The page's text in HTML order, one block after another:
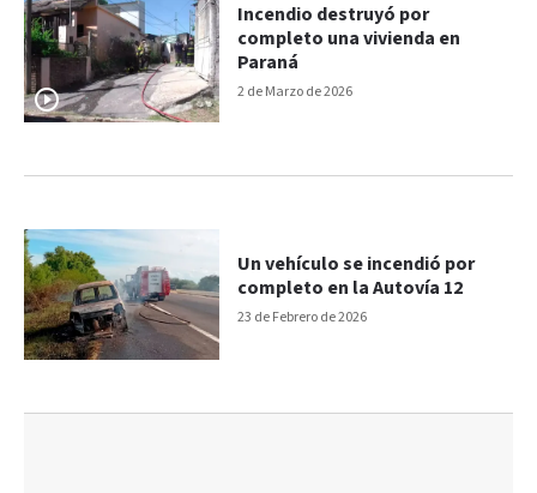
2 de Marzo de 2026
Incendio destruyó por
completo una vivienda en
Paraná
23 de Febrero de 2026
Un vehículo se incendió por
completo en la Autovía 12